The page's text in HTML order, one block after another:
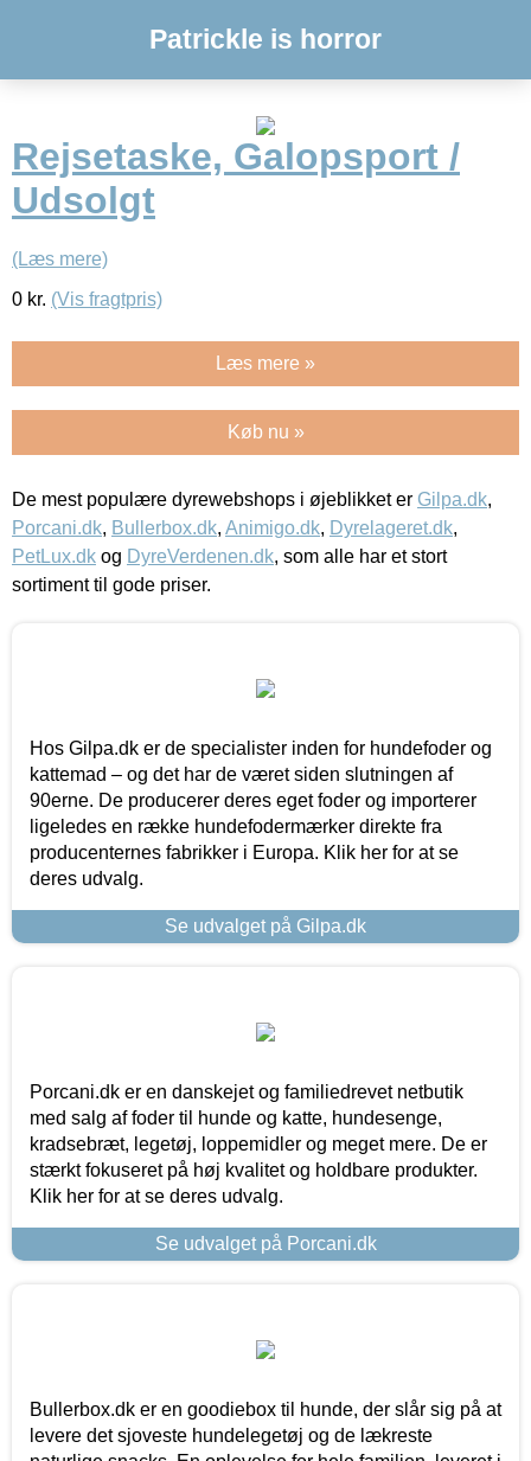
Patrickle is horror
Rejsetaske, Galopsport /
Udsolgt
(Læs mere)
0 kr. (Vis fragtpris)
Læs mere »
Køb nu »
De mest populære dyrewebshops i øjeblikket er Gilpa.dk,
Porcani.dk, Bullerbox.dk, Animigo.dk, Dyrelageret.dk,
PetLux.dk og DyreVerdenen.dk, som alle har et stort
sortiment til gode priser.
Hos Gilpa.dk er de specialister inden for hundefoder og
kattemad – og det har de været siden slutningen af
90erne. De producerer deres eget foder og importerer
ligeledes en række hundefodermærker direkte fra
producenternes fabrikker i Europa. Klik her for at se
deres udvalg.
Se udvalget på Gilpa.dk
Porcani.dk er en danskejet og familiedrevet netbutik
med salg af foder til hunde og katte, hundesenge,
kradsebræt, legetøj, loppemidler og meget mere. De er
stærkt fokuseret på høj kvalitet og holdbare produkter.
Klik her for at se deres udvalg.
Se udvalget på Porcani.dk
Bullerbox.dk er en goodiebox til hunde, der slår sig på at
levere det sjoveste hundelegetøj og de lækreste